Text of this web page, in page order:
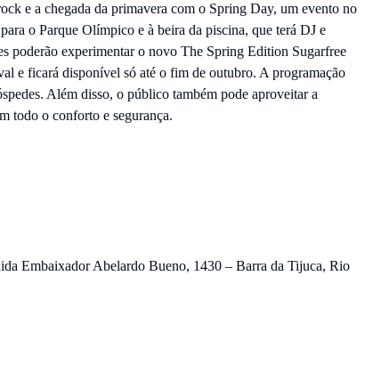
e a chegada da primavera com o Spring Day, um evento no
o Parque Olímpico e à beira da piscina, que terá DJ e
poderão experimentar o novo The Spring Edition Sugarfree
e ficará disponível só até o fim de outubro. A programação
Além disso, o público também pode aproveitar a
todo o conforto e segurança.
Embaixador Abelardo Bueno, 1430 – Barra da Tijuca, Rio